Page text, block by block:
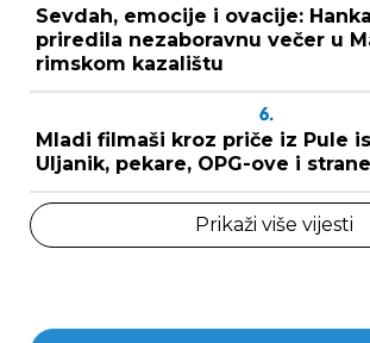
Sevdah, emocije i ovacije:
priredila nezaboravnu večer u
rimskom kazalištu
6.
Mladi filmaši kroz priče iz Pule
Uljanik, pekare, OPG-ove i
Prikaži više vijesti